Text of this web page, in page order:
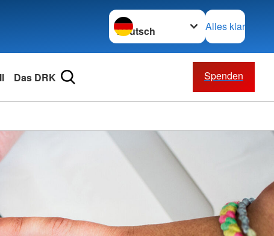
Sprache wechseln zu
Alles klar
Das DRK Spenden